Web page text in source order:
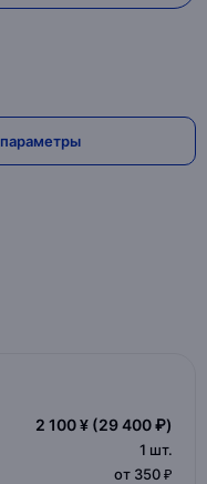
2 100 ¥ (29 400 ₽)
1 шт.
от 350 ₽